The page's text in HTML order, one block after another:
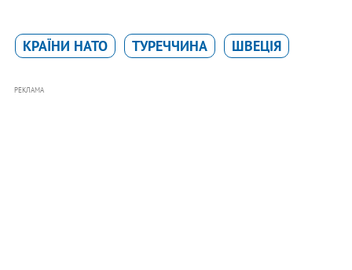
КРАЇНИ НАТО ТУРЕЧЧИНА ШВЕЦІЯ
РЕКЛАМА